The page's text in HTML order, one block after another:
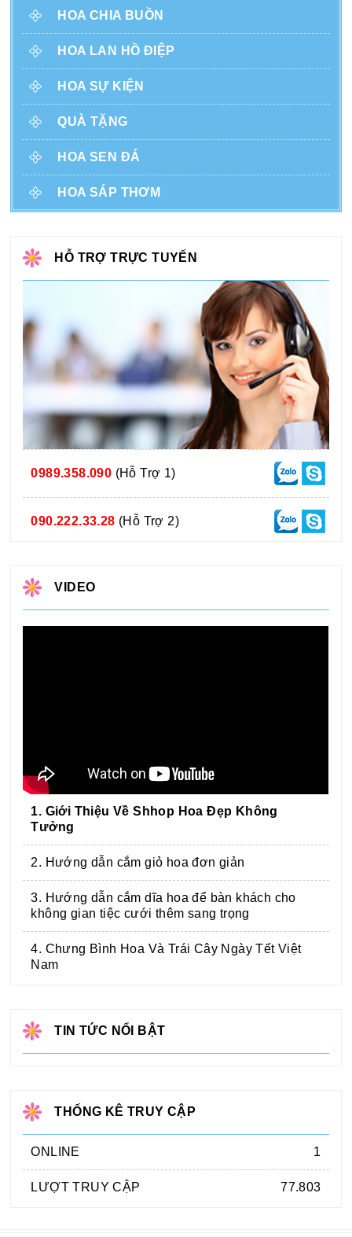
HOA CHIA BUỒN
HOA LAN HỒ ĐIỆP
HOA SỰ KIỆN
QUÀ TẶNG
HOA SEN ĐÁ
HOA SÁP THƠM
HỖ TRỢ TRỰC TUYẾN
0989.358.090 (Hỗ Trợ 1)
090.222.33.28 (Hỗ Trợ 2)
VIDEO
1. Giới Thiệu Về Shhop Hoa Đẹp Không
Tưởng
2. Hướng dẫn cắm giỏ hoa đơn giản
3. Hướng dẫn cắm dĩa hoa để bàn khách cho
không gian tiệc cưới thêm sang trọng
4. Chưng Bình Hoa Và Trái Cây Ngày Tết Việt
Nam
TIN TỨC NỔI BẬT
THỐNG KÊ TRUY CẬP
ONLINE 1
LƯỢT TRUY CẬP 77.803